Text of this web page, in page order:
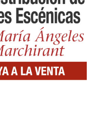
marca de manera
sentimos a lo largo
suerte de
pronunciar una idea
un insulto, al
retóricas. Casi
muy íntimas, sin
había más